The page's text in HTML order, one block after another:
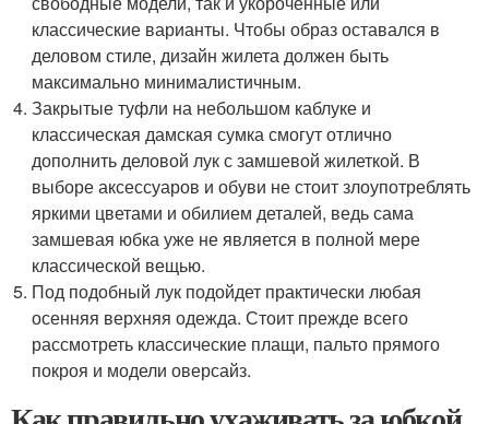
классические варианты. Чтобы образ оставался в
деловом стиле, дизайн жилета должен быть
максимально минималистичным.
Закрытые туфли на небольшом каблуке и
классическая дамская сумка смогут отлично
дополнить деловой лук с замшевой жилеткой. В
выборе аксессуаров и обуви не стоит злоупотреблять
яркими цветами и обилием деталей, ведь сама
замшевая юбка уже не является в полной мере
классической вещью.
Под подобный лук подойдет практически любая
осенняя верхняя одежда. Стоит прежде всего
рассмотреть классические плащи, пальто прямого
покроя и модели оверсайз.